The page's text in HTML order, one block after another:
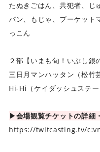
たぬきごはん、共犯者、じ
パン、もじゃ、プーケット
っこん
２部【いまも旬！いぶし銀
三日月マンハッタン（松竹
Hi-Hi（ケイダッシュステー
▶︎会場観覧チケットの詳細
https://twitcasting.tv/